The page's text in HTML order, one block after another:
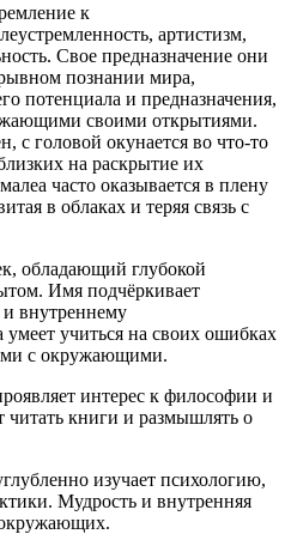
к
артистизм,
Свое предназначение они
познании мира,
потенциала и предназначения,
своими открытиями.
с головой окунается во что-то
на раскрытие их
часто оказывается в плену
в облаках и теряя связь с
обладающий глубокой
Имя подчёркивает
внутреннему
учиться на своих ошибках
с окружающими.
интерес к философии и
книги и размышлять о
изучает психологию,
Мудрость и внутренняя